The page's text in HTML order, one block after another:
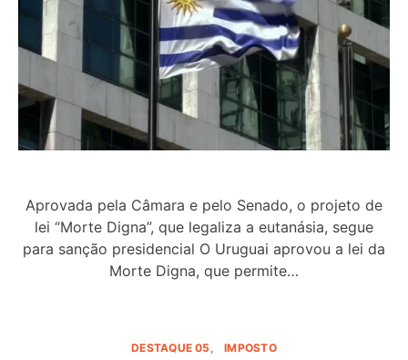
Aprovada pela Câmara e pelo Senado, o projeto de
lei “Morte Digna”, que legaliza a eutanásia, segue
para sanção presidencial O Uruguai aprovou a lei da
Morte Digna, que permite…
DESTAQUE 05 IMPOSTO